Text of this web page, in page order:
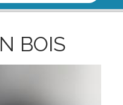
BOIS